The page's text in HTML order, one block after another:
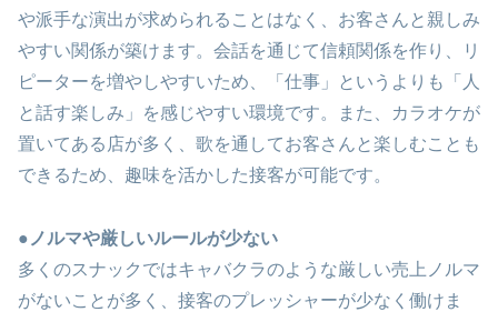
や派手な演出が求められることはなく、お客さんと親しみ
やすい関係が築けます。会話を通じて信頼関係を作り、リ
ピーターを増やしやすいため、「仕事」というよりも「人
と話す楽しみ」を感じやすい環境です。また、カラオケが
置いてある店が多く、歌を通してお客さんと楽しむことも
できるため、趣味を活かした接客が可能です。
●ノルマや厳しいルールが少ない
多くのスナックではキャバクラのような厳しい売上ノルマ
がないことが多く、接客のプレッシャーが少なく働けま